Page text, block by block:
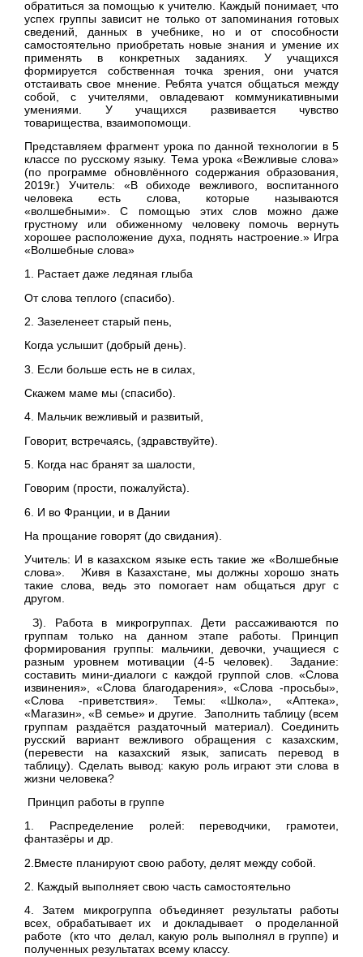
обратиться за помощью к учителю. Каждый понимает, что
успех группы зависит не только от запоминания готовых
сведений, данных в учебнике, но и от способности
самостоятельно приобретать новые знания и умение их
применять в конкретных заданиях. У учащихся
формируется собственная точка зрения, они учатся
отстаивать свое мнение. Ребята учатся общаться между
собой, с учителями, овладевают коммуникативными
умениями. У учащихся развивается чувство
товарищества, взаимопомощи.
Представляем фрагмент урока по данной технологии в 5
классе по русскому языку. Тема урока «Вежливые слова»
(по программе обновлённого содержания образования,
2019г.) Учитель: «В обиходе вежливого, воспитанного
человека есть слова, которые называются
«волшебными». С помощью этих слов можно даже
грустному или обиженному человеку помочь вернуть
хорошее расположение духа, поднять настроение.» Игра
«Волшебные слова»
1. Растает даже ледяная глыба
От слова теплого (спасибо).
2. Зазеленеет старый пень,
Когда услышит (добрый день).
3. Если больше есть не в силах,
Скажем маме мы (спасибо).
4. Мальчик вежливый и развитый,
Говорит, встречаясь, (здравствуйте).
5. Когда нас бранят за шалости,
Говорим (прости, пожалуйста).
6. И во Франции, и в Дании
На прощание говорят (до свидания).
Учитель: И в казахском языке есть такие же «Волшебные
слова». Живя в Казахстане, мы должны хорошо знать
такие слова, ведь это помогает нам общаться друг с
другом.
З). Работа в микрогруппах. Дети рассаживаются по
группам только на данном этапе работы. Принцип
формирования группы: мальчики, девочки, учащиеся с
разным уровнем мотивации (4-5 человек). Задание:
составить мини-диалоги с каждой группой слов. «Слова
извинения», «Слова благодарения», «Слова -просьбы»,
«Слова -приветствия». Темы: «Школа», «Аптека»,
«Магазин», «В семье» и другие. Заполнить таблицу (всем
группам раздаётся раздаточный материал). Соединить
русский вариант вежливого обращения с казахским,
(перевести на казахский язык, записать перевод в
таблицу). Сделать вывод: какую роль играют эти слова в
жизни человека?
Принцип работы в группе
1. Распределение ролей: переводчики, грамотеи,
фантазёры и др.
2.Вместе планируют свою работу, делят между собой.
2. Каждый выполняет свою часть самостоятельно
4. Затем микрогруппа объединяет результаты работы
всех, обрабатывает их и докладывает о проделанной
работе (кто что делал, какую роль выполнял в группе) и
полученных результатах всему классу.